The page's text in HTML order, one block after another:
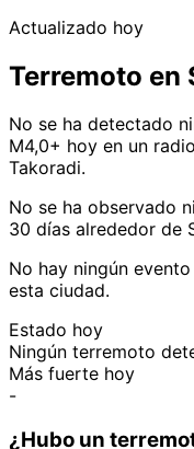
Actualizado hoy
Terremoto en
No se ha detectado
M4,0+ hoy en un
Takoradi.
No se ha observado
30 días alrededor de
No hay ningún
esta ciudad.
Estado hoy
Ningún terremoto
Más fuerte hoy
-
¿Hubo un